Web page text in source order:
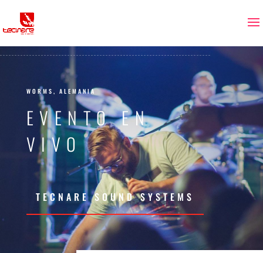
WORMS, ALEMANIA
EVENTO EN
VIVO
TECNARE SOUND SYSTEMS